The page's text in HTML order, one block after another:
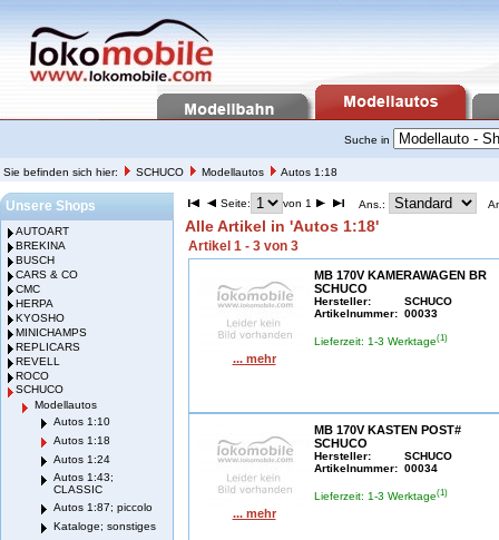
Suche in
Sie befinden sich hier: SCHUCO Modellautos Autos 1:18
Unsere Shops
AUTOART
BREKINA
BUSCH
CARS & CO
CMC
HERPA
KYOSHO
MINICHAMPS
REPLICARS
REVELL
ROCO
SCHUCO
Modellautos
Autos 1:10
Autos 1:18
Autos 1:24
Autos 1:43;
CLASSIC
Autos 1:87; piccolo
Kataloge; sonstiges
Seite: von 1 Ans.:
Alle Artikel in 'Autos 1:18'
Artikel 1 - 3 von 3
... mehr
MB 170V KAMERAWAGEN BR
SCHUCO
Hersteller:
SCHUCO
Artikelnummer: 00033
Lieferzeit: 1-3 Werktage(1)
... mehr
MB 170V KASTEN POST#
SCHUCO
Hersteller:
SCHUCO
Artikelnummer: 00034
Lieferzeit: 1-3 Werktage(1)